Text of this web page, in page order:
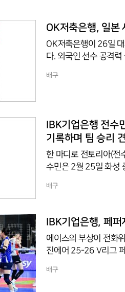
OK저축은행, 일본
OK저축은행이 26일
다. 외국인 선수 공격
하며 준수한 호흡을
배구
IBK기업은행 전
기록하며 팀 승리
한 마디로 전토리아(전
수민은 2월 25일 화성
막판에 연속 4득점을
리아의 부상으로 교체
득점으로 데뷔 첫 두
기
배구
IBK기업은행, 페
에이스의 부상이 전화
진에어 25-26 V리그
의 활약은 압권이었고
배구